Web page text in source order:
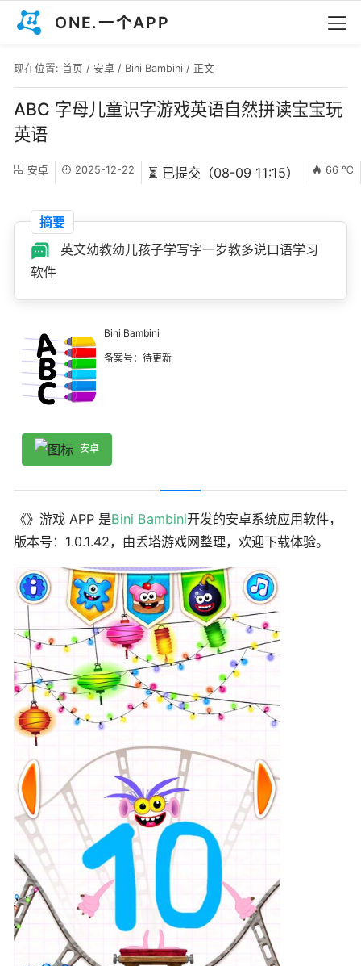
ONE.一个APP
现在位置: 首页 / 安卓 / Bini Bambini / 正文
ABC 字母儿童识字游戏英语自然拼读宝宝玩
英语
安卓 2025-12-22 ⏳ 已提交（08-09 11:15） 66 ℃
摘要
英文幼教幼儿孩子学写字一岁教多说口语学习
软件
Bini Bambini
备案号：待更新
安卓
《》游戏 APP 是Bini Bambini开发的安卓系统应用软件，
版本号：1.0.1.42，由丢塔游戏网整理，欢迎下载体验。